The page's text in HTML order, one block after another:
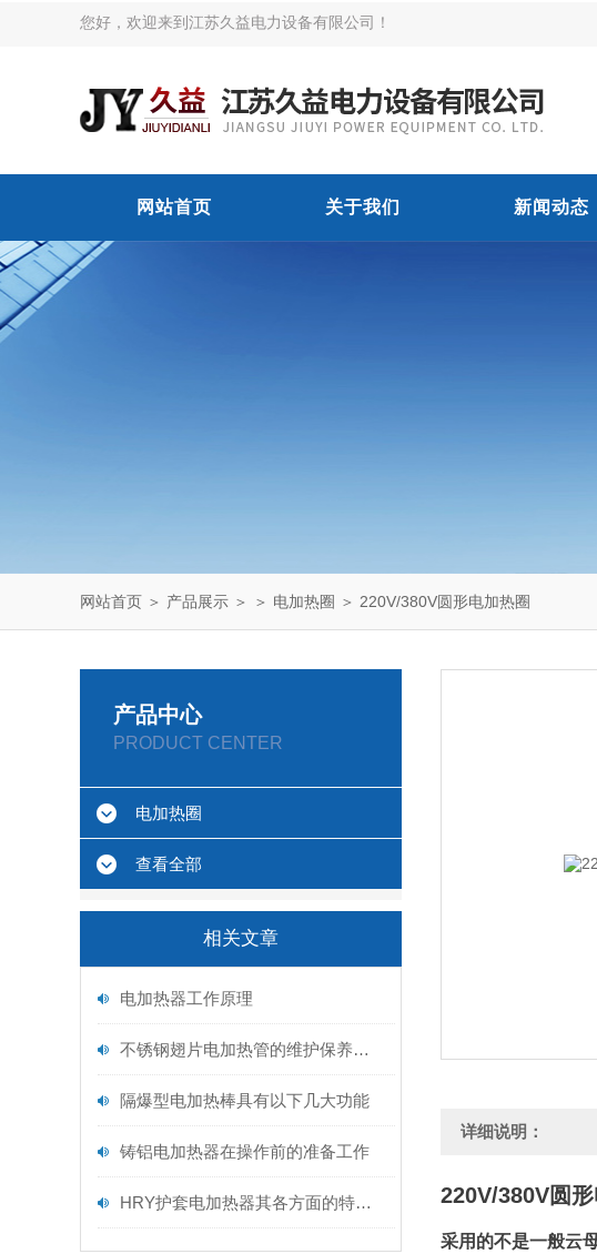
您好，欢迎来到江苏久益电力设备有限公司！
网站首页 关于我们 新闻动态
网站首页 ＞ 产品展示 ＞ ＞ 电加热圈 ＞ 220V/380V圆形电加热圈
产品中心
PRODUCT CENTER
电加热圈
查看全部
相关文章
电加热器工作原理
不锈钢翅片电加热管的维护保养需从以下方面入手
隔爆型电加热棒具有以下几大功能
铸铝电加热器在操作前的准备工作
HRY护套电加热器其各方面的特点如下
详细说明：
220V/380V圆
采用的不是一般云